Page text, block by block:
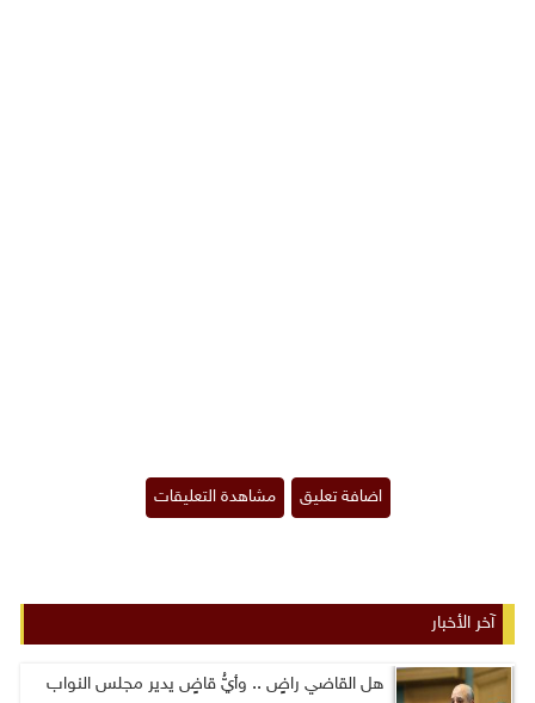
آخر الأخبار
هل القاضي راضٍ .. وأيُّ قاضٍ يدير مجلس النواب